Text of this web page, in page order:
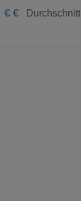
€ € Durchschnitt